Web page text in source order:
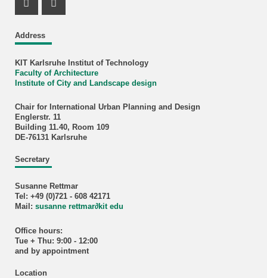
Address
KIT Karlsruhe Institut of Technology
Faculty of Architecture
Institute of City and Landscape design
Chair for International Urban Planning and Design
Englerstr. 11
Building 11.40, Room 109
DE-76131 Karlsruhe
Secretary
Susanne Rettmar
Tel: +49 (0)721 - 608 42171
Mail: susanne rettmar∂kit edu
Office hours:
Tue + Thu: 9:00 - 12:00
and by appointment
Location
Instagram Profil
Facebook Profil